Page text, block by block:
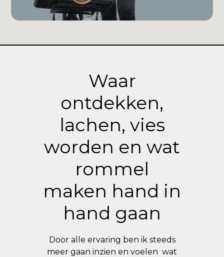
Waar
ontdekken,
lachen, vies
worden en wat
rommel
maken hand in
hand gaan
Door alle ervaring ben ik steeds
meer gaan inzien en voelen wat